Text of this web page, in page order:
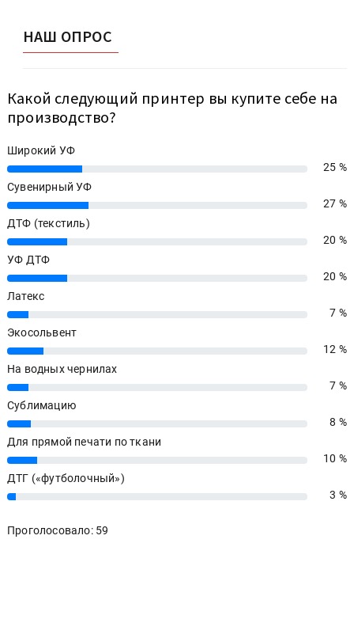
НАШ ОПРОС
Какой следующий принтер вы купите себе на
производство?
Широкий УФ
25%
25 %
Сувенирный УФ
27%
27 %
ДТФ (текстиль)
20%
20 %
УФ ДТФ
20%
20 %
Латекс
7%
7 %
Экосольвент
12%
12 %
На водных чернилах
7%
7 %
Сублимацию
8%
8 %
Для прямой печати по ткани
10%
10 %
ДТГ («футболочный»)
3% 3 %
Проголосовало: 59